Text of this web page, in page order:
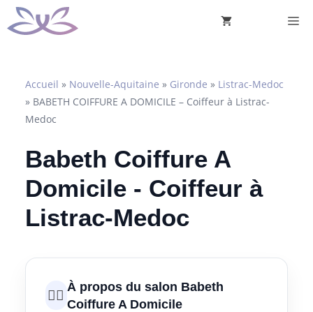
Aller
au
Accueil » Nouvelle-Aquitaine » Gironde » Listrac-Medoc
» BABETH COIFFURE A DOMICILE – Coiffeur à Listrac-
Medoc
Babeth Coiffure A
Domicile - Coiffeur à
Listrac-Medoc
💇‍♀️ À propos du salon Babeth
Coiffure A Domicile